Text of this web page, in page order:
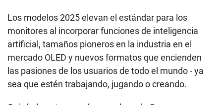
Los modelos 2025 elevan el estándar para los
monitores al incorporar funciones de inteligencia
artificial, tamaños pioneros en la industria en el
mercado OLED y nuevos formatos que encienden
las pasiones de los usuarios de todo el mundo - ya
sea que estén trabajando, jugando o creando.